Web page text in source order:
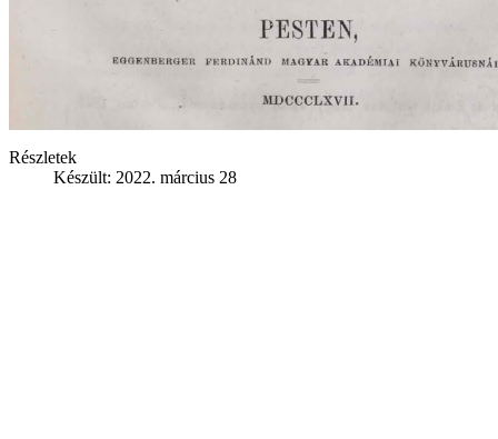
Részletek
Készült: 2022. március 28